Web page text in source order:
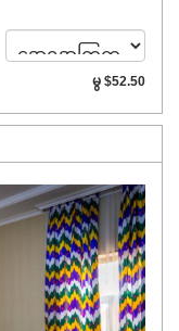
မွ $52.50
Next